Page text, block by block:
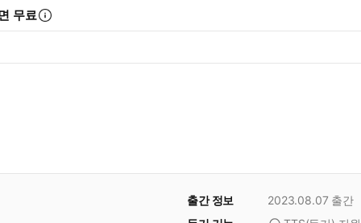
무료
출간 정보 2023.08.07 출간